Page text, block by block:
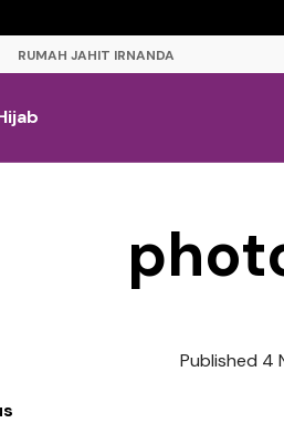
RUMAH JAHIT IRNANDA
Published 4